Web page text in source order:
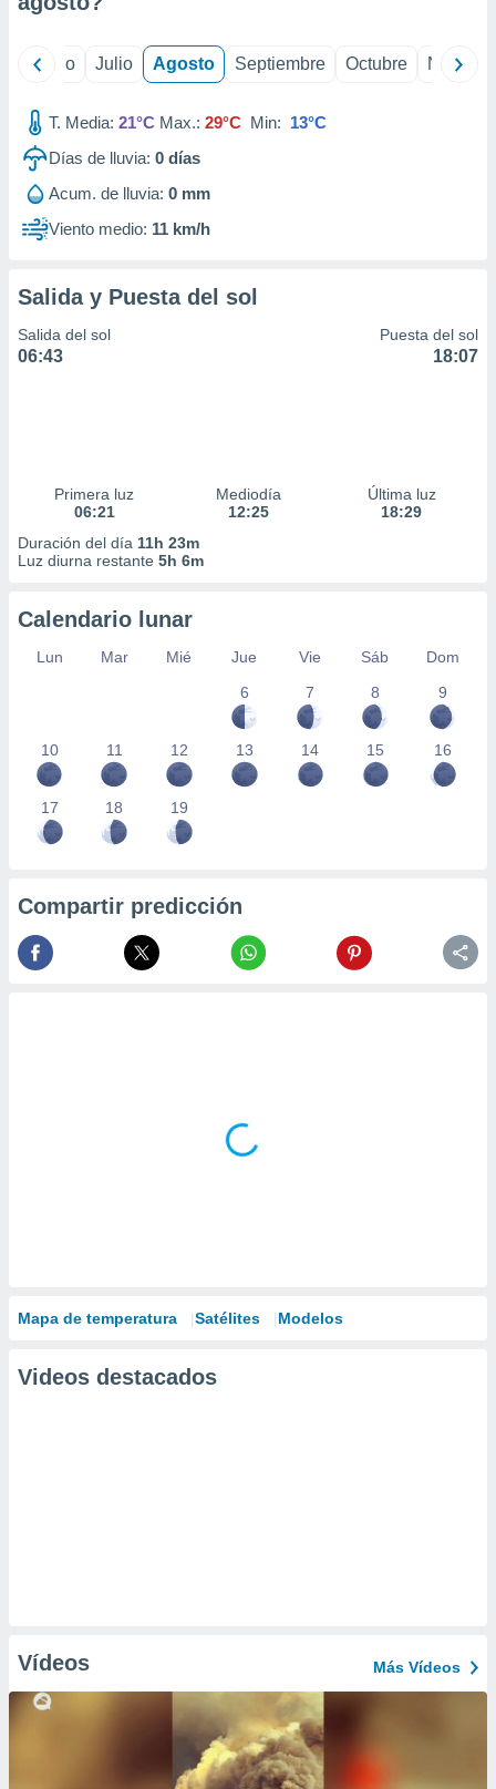
mediante
publicidad
publicidad
1199
Junio Julio Agosto Septiembre Octubre
T. Media: 21°C Max.: 29°C Min: 13°C
Días de lluvia: 0 días
Acum. de lluvia: 0 mm
Viento medio: 11 km/h
Salida y Puesta del sol
Salida del sol
06:43
Puesta del sol
18:07
Primera luz
06:21
Mediodía
12:25
Última luz
18:29
Duración del día 11h 23m
Luz diurna restante 5h 6m
Calendario lunar
Lun Mar Mié Jue Vie Sáb
Dom
6
7 8 9
10 11 12 13 14 15 16
17 18 19
Compartir predicción
Mapa de temperatura Satélites Modelos
Videos destacados
Vídeos Más Vídeos